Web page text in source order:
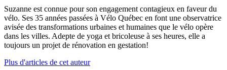
Suzanne est connue pour son engagement contagieux en faveur du
vélo. Ses 35 années passées à Vélo Québec en font une observatrice
avisée des transformations urbaines et humaines que le vélo opère
dans les villes. Adepte de yoga et bricoleuse à ses heures, elle a
toujours un projet de rénovation en gestation!
Plus d'articles de cet auteur